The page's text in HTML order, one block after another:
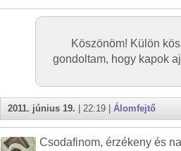
Köszönöm! Külön
gondoltam, hogy kapok
2011. június 19. | 22:19 | Álomfejtő
Csodafinom, érzékeny és